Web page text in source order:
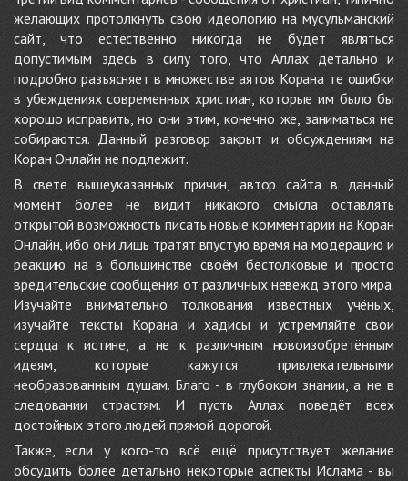
желающих протолкнуть свою идеологию на мусульманский
сайт, что естественно никогда не будет являться
допустимым здесь в силу того, что Аллах детально и
подробно разъясняет в множестве аятов Корана те ошибки
в убеждениях современных христиан, которые им было бы
хорошо исправить, но они этим, конечно же, заниматься не
собираются. Данный разговор закрыт и обсуждениям на
Коран Онлайн не подлежит.
В свете вышеуказанных причин, автор сайта в данный
момент более не видит никакого смысла оставлять
открытой возможность писать новые комментарии на Коран
Онлайн, ибо они лишь тратят впустую время на модерацию и
реакцию на в большинстве своём бестолковые и просто
вредительские сообщения от различных невежд этого мира.
Изучайте внимательно толкования известных учёных,
изучайте тексты Корана и хадисы и устремляйте свои
сердца к истине, а не к различным новоизобретённым
идеям, которые кажутся привлекательными
необразованным душам. Благо - в глубоком знании, а не в
следовании страстям. И пусть Аллах поведёт всех
достойных этого людей прямой дорогой.
Также, если у кого-то всё ещё присутствует желание
обсудить более детально некоторые аспекты Ислама - вы